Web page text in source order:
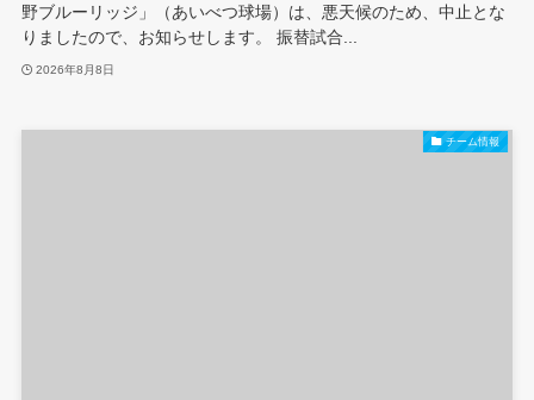
野ブルーリッジ」（あいべつ球場）は、悪天候のため、中止とな
りましたので、お知らせします。 振替試合...
2026年8月8日
チーム情報